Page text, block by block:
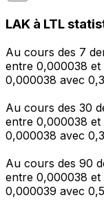
LAK à LTL
Au cours des 7
entre 0,000038 et
0,000038 avec
Au cours des 30
entre 0,000038 et
0,000038 avec
Au cours des 90
entre 0,000038 et
0,000039 avec